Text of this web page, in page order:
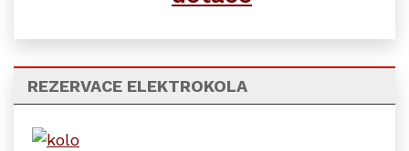
REZERVACE ELEKTROKOLA